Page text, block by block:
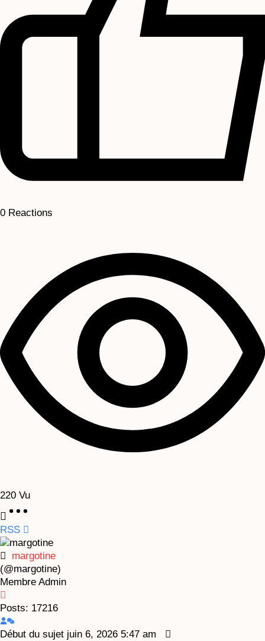
0 Reactions
220 Vu
RSS
margotine
(@margotine)
Membre Admin
Posts: 17216
Début du sujet juin 6, 2026 5:47 am